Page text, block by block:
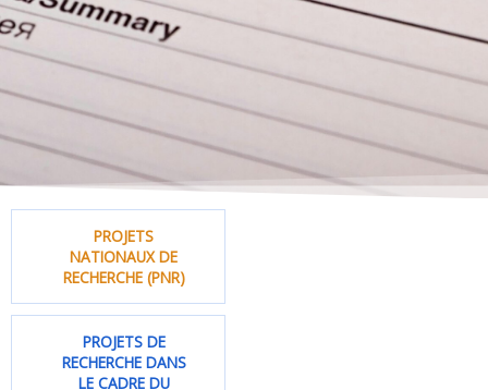
PROJETS
NATIONAUX DE
RECHERCHE (PNR)
PROJETS DE
RECHERCHE DANS
LE CADRE DU